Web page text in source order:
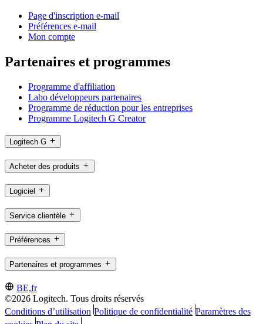
Page d'inscription e-mail
Préférences e-mail
Mon compte
Partenaires et programmes
Programme d'affiliation
Labo développeurs partenaires
Programme de réduction pour les entreprises
Programme Logitech G Creator
Logitech G
Acheter des produits
Logiciel
Service clientèle
Préférences
Partenaires et programmes
BE,fr
©2026 Logitech. Tous droits réservés
Conditions d’utilisation Politique de confidentialité Paramètres des